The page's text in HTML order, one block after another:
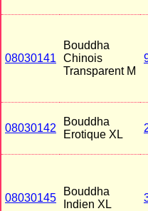
08030141
Bouddha
Chinois
Transparent M
08030142
Bouddha
Erotique XL
08030145
Bouddha
Indien XL